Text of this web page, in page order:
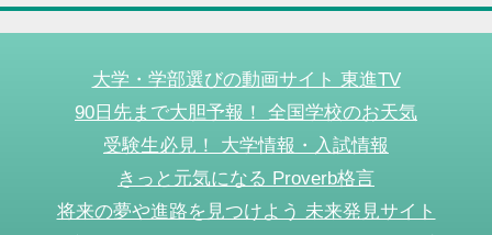
大学・学部選びの動画サイト 東進TV
90日先まで大胆予報！ 全国学校のお天気
受験生必見！ 大学情報・入試情報
きっと元気になる Proverb格言
将来の夢や進路を見つけよう 未来発見サイト